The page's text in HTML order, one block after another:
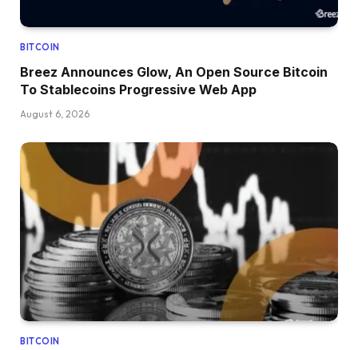
BITCOIN
Breez Announces Glow, An Open Source Bitcoin
To Stablecoins Progressive Web App
August 6, 2026
BITCOIN